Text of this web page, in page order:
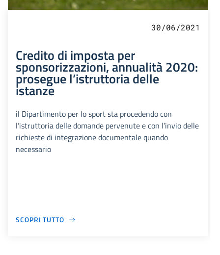
30/06/2021
Credito di imposta per
sponsorizzazioni, annualità 2020:
prosegue l’istruttoria delle
istanze
il Dipartimento per lo sport sta procedendo con
l’istruttoria delle domande pervenute e con l’invio delle
richieste di integrazione documentale quando
necessario
SCOPRI TUTTO